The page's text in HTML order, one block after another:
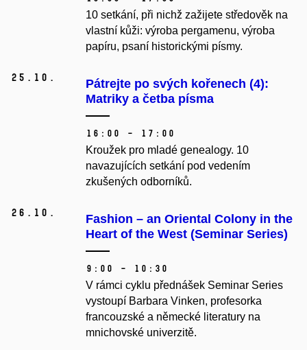
10 setkání, při nichž zažijete středověk na
vlastní kůži: výroba pergamenu, výroba
papíru, psaní historickými písmy.
25. 10.
Pátrejte po svých kořenech (4):
Matriky a četba pí­sma
16:00 – 17:00
Kroužek pro mladé genealogy. 10
navazujících setkání pod vedením
zkušených odborníků.
26. 10.
Fashion – an Oriental Colony in the
Heart of the West (Seminar Series)
9:00 – 10:30
V rámci cyklu přednášek Seminar Series
vystoupí Barbara Vinken, profesorka
francouzské a německé literatury na
mnichovské univerzitě.